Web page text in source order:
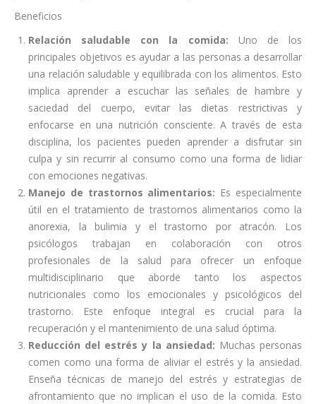
Beneficios
Relación saludable con la comida: Uno de los
principales objetivos es ayudar a las personas a desarrollar
una relación saludable y equilibrada con los alimentos. Esto
implica aprender a escuchar las señales de hambre y
saciedad del cuerpo, evitar las dietas restrictivas y
enfocarse en una nutrición consciente. A través de esta
disciplina, los pacientes pueden aprender a disfrutar sin
culpa y sin recurrir al consumo como una forma de lidiar
con emociones negativas.
Manejo de trastornos alimentarios: Es especialmente
útil en el tratamiento de trastornos alimentarios como la
anorexia, la bulimia y el trastorno por atracón. Los
psicólogos trabajan en colaboración con otros
profesionales de la salud para ofrecer un enfoque
multidisciplinario que aborde tanto los aspectos
nutricionales como los emocionales y psicológicos del
trastorno. Este enfoque integral es crucial para la
recuperación y el mantenimiento de una salud óptima.
Reducción del estrés y la ansiedad: Muchas personas
comen como una forma de aliviar el estrés y la ansiedad.
Enseña técnicas de manejo del estrés y estrategias de
afrontamiento que no implican el uso de la comida. Esto